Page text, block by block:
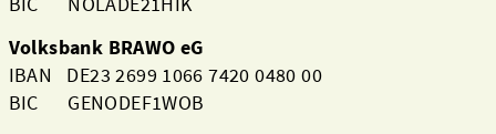
Volksbank BRAWO eG
IBAN DE23 2699 1066 7420 0480 00
BIC GENODEF1WOB